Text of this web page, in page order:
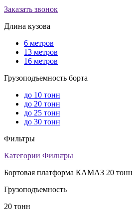
Заказать звонок
Длина кузова
6 метров
13 метров
16 метров
Грузоподъемность борта
до 10 тонн
до 20 тонн
до 25 тонн
до 30 тонн
Фильтры
Категории Фильтры
Бортовая платформа КАМАЗ 20 тонн
Грузоподъемность
20 тонн